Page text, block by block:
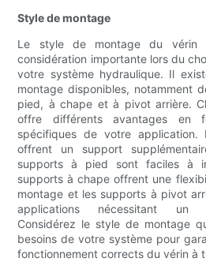
Style de montage
Le style de montage du
considération importante lors du
votre système hydraulique. Il
montage disponibles, notamment
pied, à chape et à pivot arrière.
offre différents avantages en
spécifiques de votre application.
offrent un support
supports à pied sont faciles à
supports à chape offrent une
montage et les supports à pivot
applications nécessitant un
Considérez le style de montage
besoins de votre système pour
fonctionnement corrects du vérin à